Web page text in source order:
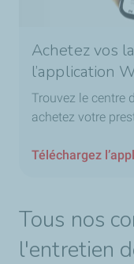
Achetez vos
l’application
Trouvez le centre
achetez votre
Téléchargez
Tous nos
l'entretien